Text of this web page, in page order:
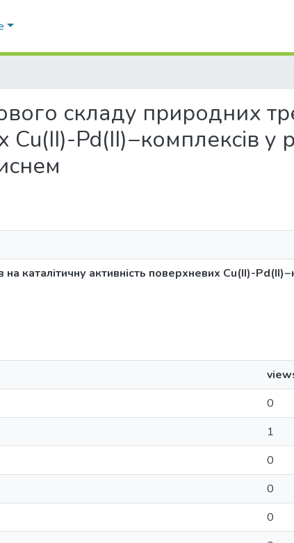
складу природних
Cu(II)-Pd(II)−комплексів у
каталітичну активність поверхневих Cu(II)-
0
1
0
0
0